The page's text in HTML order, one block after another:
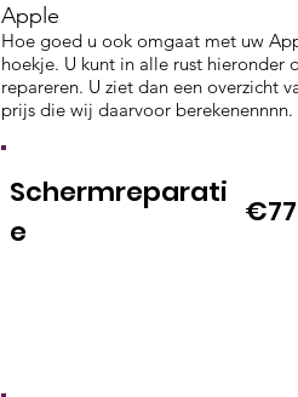
Schermreparati
e
Apple
Hoe goed u ook omgaat met uw
hoekje. U kunt in alle rust
repareren. U ziet dan een overzicht
prijs die wij daarvoor berekenennnn.